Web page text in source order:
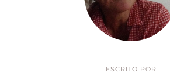
ESCRITO POR